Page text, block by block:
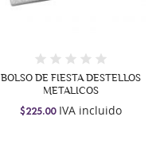
BOLSO DE FIESTA DESTELLOS
METALICOS
$225.00IVA incluido